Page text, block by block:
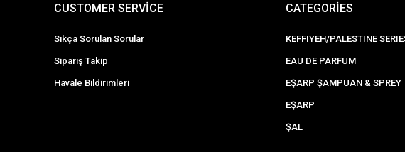
CUSTOMER SERVİCE
Sıkça Sorulan Sorular
Sipariş Takip
Havale Bildirimleri
CATEGORİES
KEFFIYEH/PALESTINE
EAU DE PARFUM
EŞARP ŞAMPUAN & SPREY
EŞARP
ŞAL